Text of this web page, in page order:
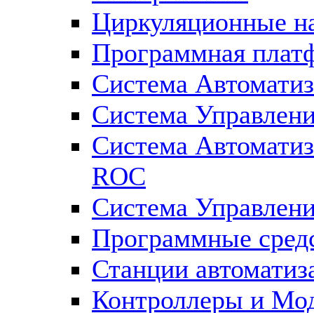
Циркуляционные
Программная
Система
Система
Система
ROC
Система
Программные
Станции
Контроллеры и